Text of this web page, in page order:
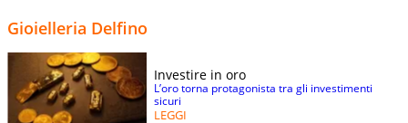
Gioielleria Delfino
Investire in oro
L’oro torna protagonista tra gli investimenti
sicuri
LEGGI